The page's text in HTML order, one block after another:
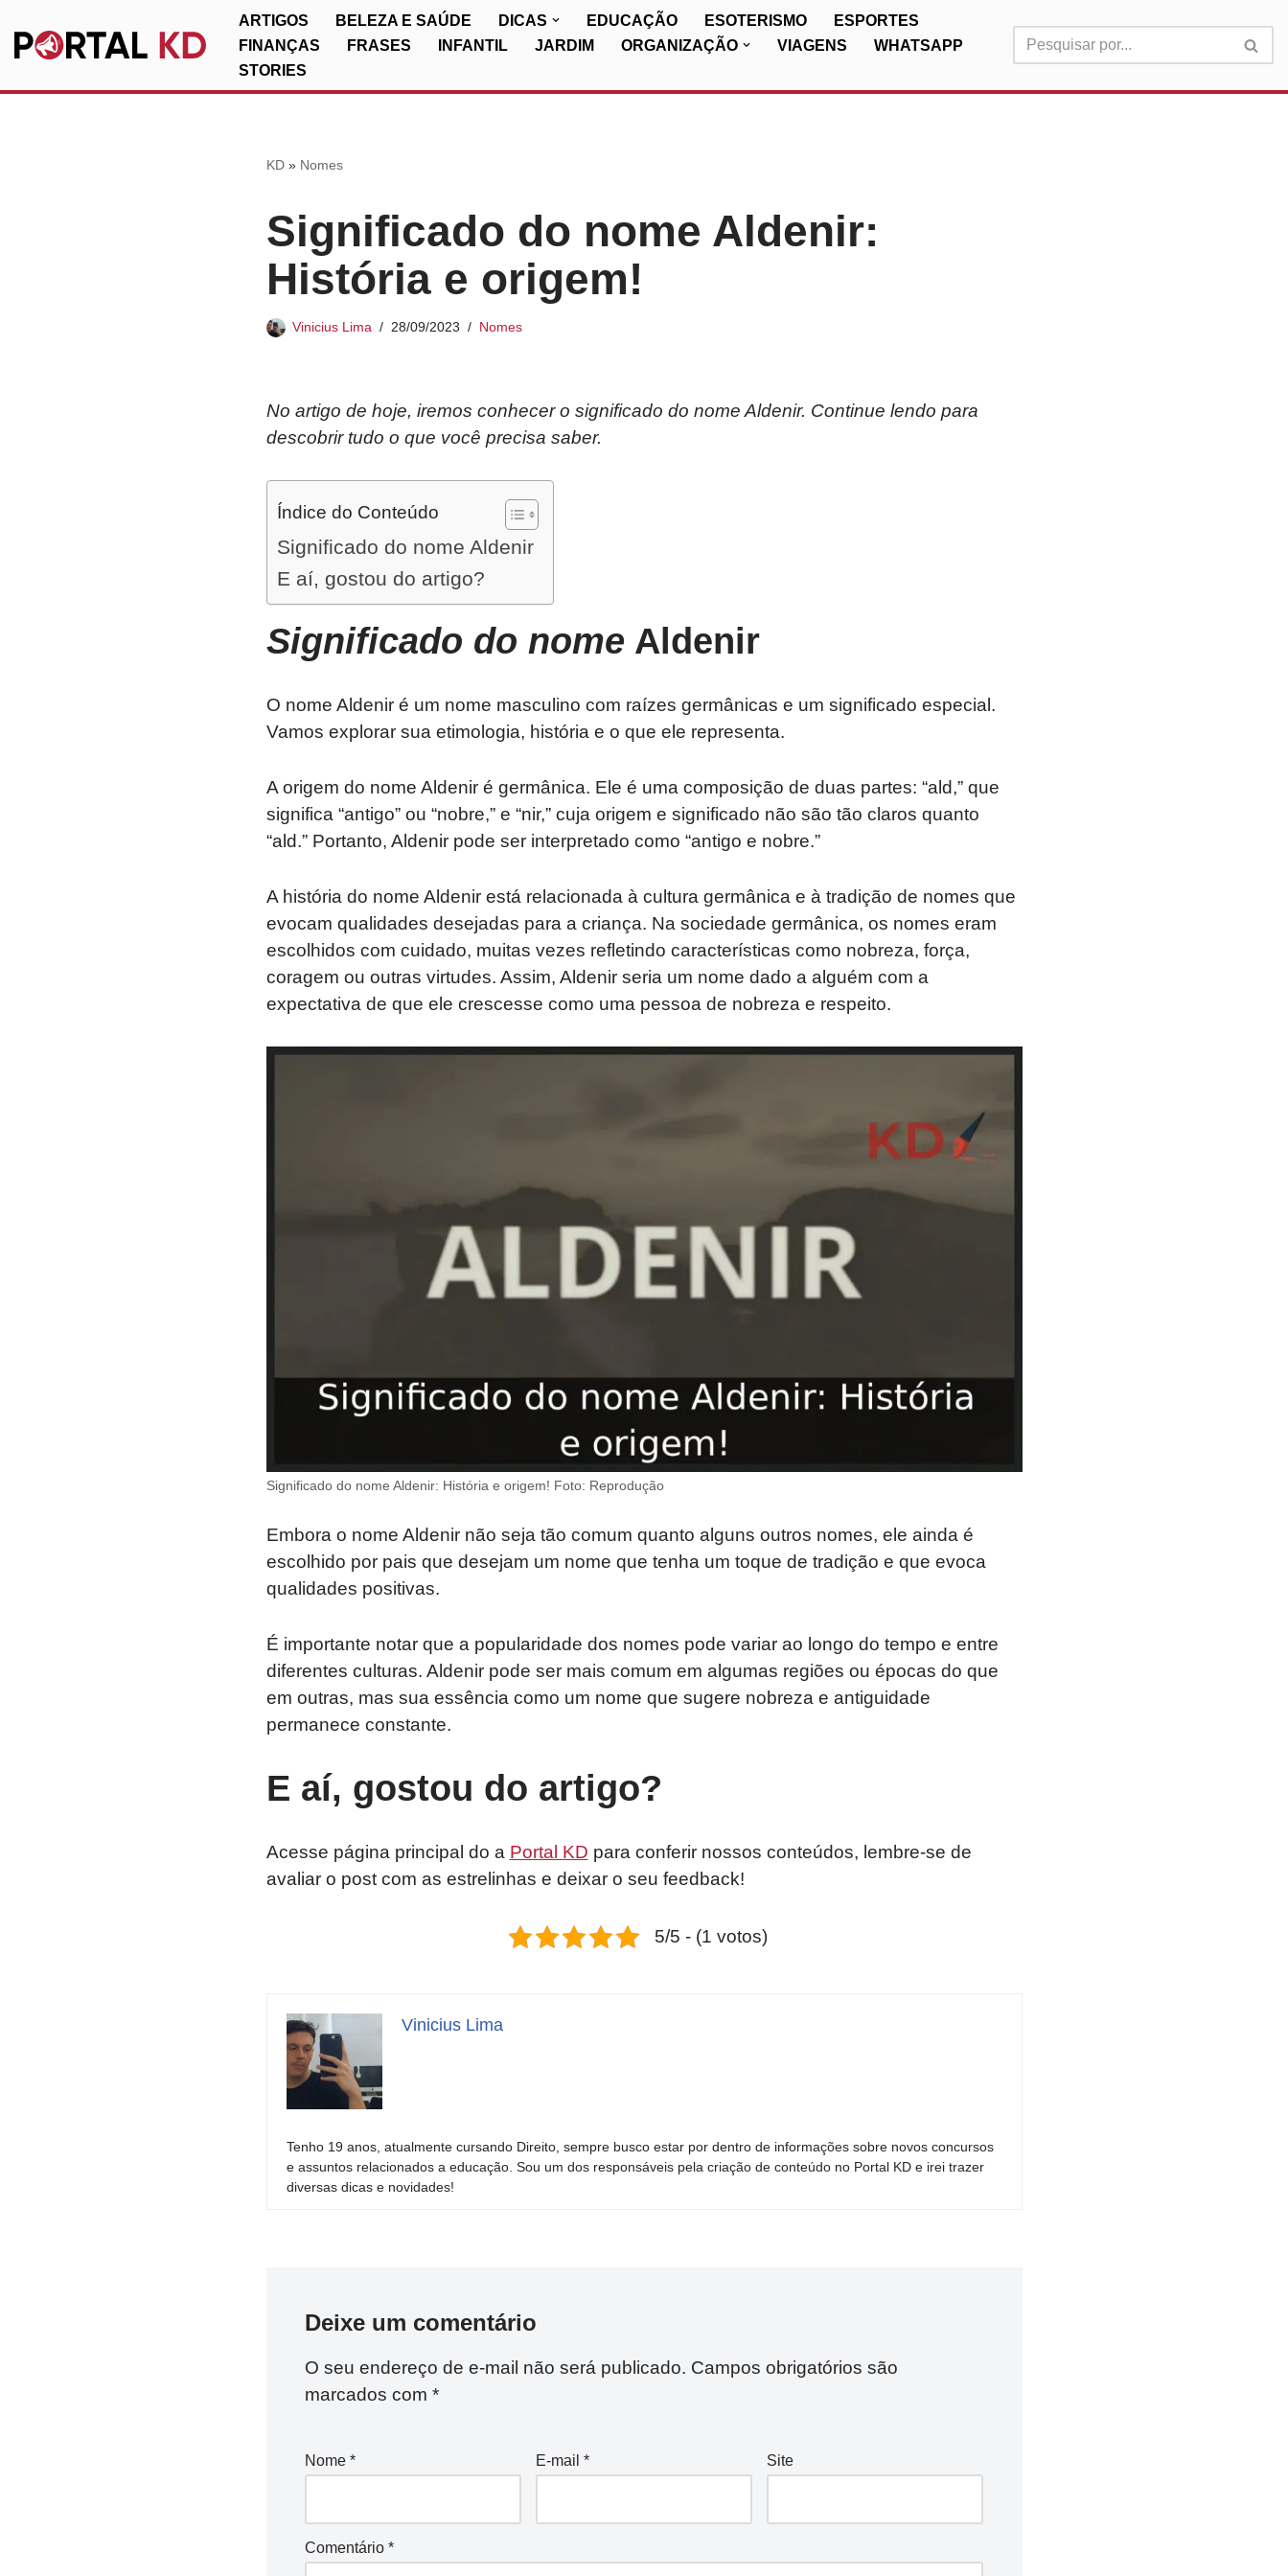
Pular
ARTIGOS BELEZA E SAÚDE DICAS EDUCAÇÃO ESOTERISMO
ESPORTES
FINANÇAS
FRASES INFANTIL JARDIM ORGANIZAÇÃO VIAGENS
WHATSAPP
STORIES
KD» Nomes
Significado do nome Aldenir:
História e origem!
Vinicius Lima 28/09/2023 Nomes
No artigo de hoje, iremos conhecer o significado do nome Aldenir. Continue lendo para
descobrir tudo o que você precisa saber.
Índice do Conteúdo
Significado do nome Aldenir
E aí, gostou do artigo?
Significado do nome Aldenir
O nome Aldenir é um nome masculino com raízes germânicas e um significado especial.
Vamos explorar sua etimologia, história e o que ele representa.
A origem do nome Aldenir é germânica. Ele é uma composição de duas partes: “ald,” que
significa “antigo” ou “nobre,” e “nir,” cuja origem e significado não são tão claros quanto
“ald.” Portanto, Aldenir pode ser interpretado como “antigo e nobre.”
A história do nome Aldenir está relacionada à cultura germânica e à tradição de nomes que
evocam qualidades desejadas para a criança. Na sociedade germânica, os nomes eram
escolhidos com cuidado, muitas vezes refletindo características como nobreza, força,
coragem ou outras virtudes. Assim, Aldenir seria um nome dado a alguém com a
expectativa de que ele crescesse como uma pessoa de nobreza e respeito.
Significado do nome Aldenir: História e origem! Foto: Reprodução
Embora o nome Aldenir não seja tão comum quanto alguns outros nomes, ele ainda é
escolhido por pais que desejam um nome que tenha um toque de tradição e que evoca
qualidades positivas.
É importante notar que a popularidade dos nomes pode variar ao longo do tempo e entre
diferentes culturas. Aldenir pode ser mais comum em algumas regiões ou épocas do que
em outras, mas sua essência como um nome que sugere nobreza e antiguidade
permanece constante.
E aí, gostou do artigo?
Acesse página principal do a Portal KD para conferir nossos conteúdos, lembre-se de
avaliar o post com as estrelinhas e deixar o seu feedback!
5/5 - (1 votos)
Vinicius Lima
Tenho 19 anos, atualmente cursando Direito, sempre busco estar por dentro de informações sobre novos concursos
e assuntos relacionados a educação. Sou um dos responsáveis pela criação de conteúdo no Portal KD e irei trazer
diversas dicas e novidades!
Deixe um comentário
O seu endereço de e-mail não será publicado. Campos obrigatórios são
marcados com *
Nome * E-mail * Site
Comentário *